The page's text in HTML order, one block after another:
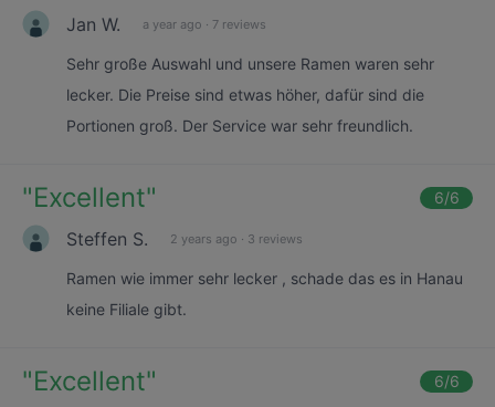
Jan W. a year ago · 7 reviews
Sehr große Auswahl und unsere Ramen waren sehr
lecker. Die Preise sind etwas höher, dafür sind die
Portionen groß. Der Service war sehr freundlich.
"Excellent" 6/6
Steffen S. 2 years ago · 3 reviews
Ramen wie immer sehr lecker , schade das es in Hanau
keine Filiale gibt.
"Excellent" 6/6